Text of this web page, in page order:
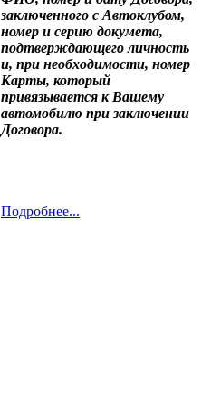
заключенного с Автоклубом,
номер и серию докумета,
подтверждающего личность
и, при необходимости, номер
Карты, который
привязывается к Вашему
автомобилю при заключении
Договора.
Подробнее...